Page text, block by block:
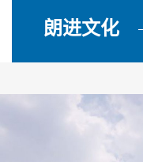
朗进文化